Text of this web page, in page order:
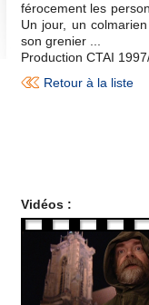
férocement les
Un jour, un
son grenier ...
Production CTAI
Retour à la liste
Vidéos :